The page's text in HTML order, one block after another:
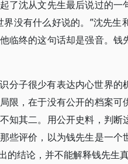
了沈从文先生最后说过的
没有什么好说的。”沈先
临终的这句话却是强音。
分子很少有表达内心世界
限，在于没有公开的档案
知其二。用公开史料，判
些评价，以为钱先生是一个
结论，并不能解释钱先生真